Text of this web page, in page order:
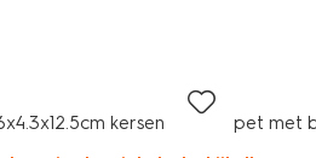
kersen pet met